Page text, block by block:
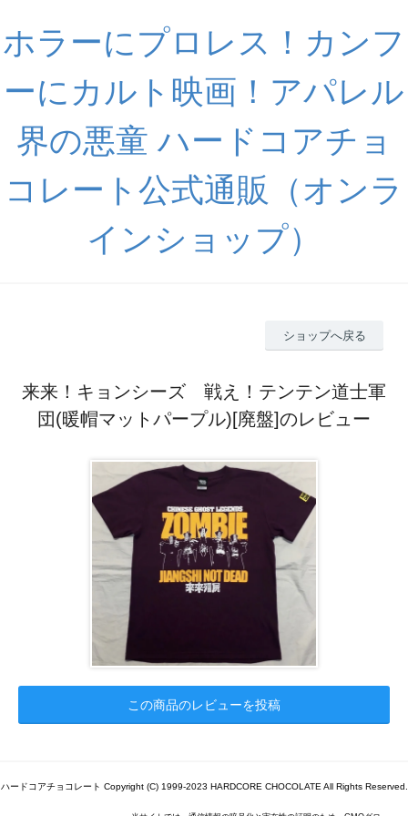
ホラーにプロレス！カンフ
ーにカルト映画！アパレル
界の悪童 ハードコアチョ
コレート公式通販（オンラ
インショップ）
ショップへ戻る
来来！キョンシーズ 戦え！テンテン道士軍
団(暖帽マットパープル)[廃盤]のレビュー
この商品のレビューを投稿
ハードコアチョコレート Copyright (C) 1999-2023 HARDCORE CHOCOLATE All Rights Reserved.